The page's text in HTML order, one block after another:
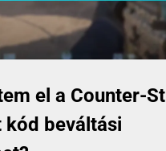
el a Counter-
kód beváltási